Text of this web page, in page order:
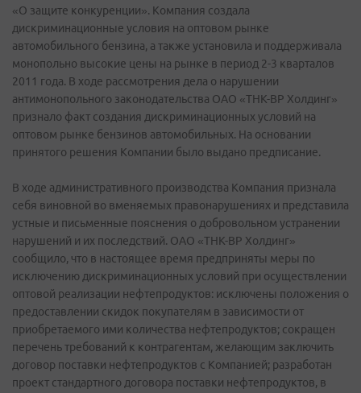
«О защите конкуренции». Компания создала
дискриминационные условия на оптовом рынке
автомобильного бензина, а также установила и поддерживала
монопольно высокие цены на рынке в период 2-3 кварталов
2011 года. В ходе рассмотрения дела о нарушении
антимонопольного законодательства ОАО «ТНК-ВР Холдинг»
признало факт создания дискриминационных условий на
оптовом рынке бензинов автомобильных. На основании
принятого решения Компании было выдано предписание.
В ходе административного производства Компания признала
себя виновной во вменяемых правонарушениях и представила
устные и письменные пояснения о добровольном устранении
нарушений и их последствий. ОАО «ТНК-ВР Холдинг»
сообщило, что в настоящее время предприняты меры по
исключению дискриминационных условий при осуществлении
оптовой реализации нефтепродуктов: исключены положения о
предоставлении скидок покупателям в зависимости от
приобретаемого ими количества нефтепродуктов; сокращен
перечень требований к контрагентам, желающим заключить
договор поставки нефтепродуктов с Компанией; разработан
проект стандартного договора поставки нефтепродуктов, в